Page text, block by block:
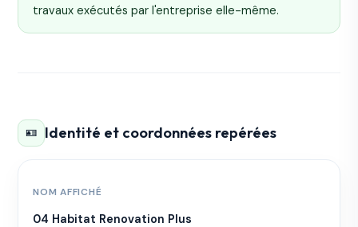
travaux exécutés par l'entreprise elle-même.
🪪 Identité et coordonnées repérées
NOM AFFICHÉ
04 Habitat Renovation Plus